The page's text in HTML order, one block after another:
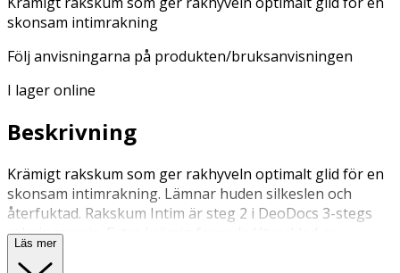
skonsam intimrakning
Följ anvisningarna på produkten/bruksanvisningen
I lager online
Beskrivning
Krämigt rakskum som ger rakhyveln optimalt glid för en
skonsam intimrakning. Lämnar huden silkeslen och
återfuktad. Rakskum Intim är steg 2 i DeoDocs 3-stegs
rakningsserie. Extra krämig formula Utvecklad av
kvinnliga läkare och gynekologer 100% vegansk
Läs mer